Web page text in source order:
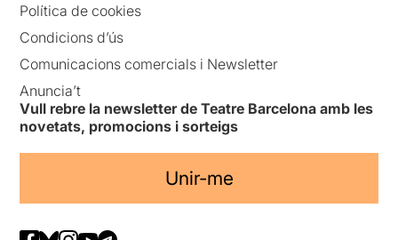
Política de cookies
Condicions d’ús
Comunicacions comercials i Newsletter
Anuncia’t
Vull rebre la newsletter de Teatre Barcelona amb les
novetats, promocions i sorteigs
Unir-me